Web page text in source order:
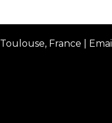
Toulouse, France |